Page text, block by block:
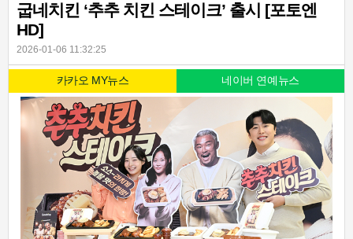
굽네치킨 ‘추추 치킨 스테이크’ 출시 [포토엔
HD]
2026-01-06 11:32:25
카카오 MY뉴스 네이버 연예뉴스